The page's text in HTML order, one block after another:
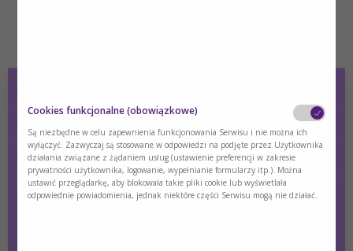
Odkryj Lophlex w proszku w nowej odsłonie!
Poznaj preparaty Lophlex marki Nutricia dostępne w nowym
opakowaniu. Składem, jeszcze bardziej dopasowane do
wyjątkowych potrzeb fenymenalnych pacjentów z PKU.
Cookies funkcjonalne (obowiązkowe)
Są niezbędne w celu zapewnienia funkcjonowania Serwisu i nie można ich
wyłączyć. Zazwyczaj są stosowane w odpowiedzi na podjęte przez Użytkownika
działania związane z żądaniem usług (ustawienie preferencji w zakresie
prywatności użytkownika, logowanie, wypełnianie formularzy itp.). Można
ustawić przeglądarkę, aby blokowała takie pliki cookie lub wyświetlała
odpowiednie powiadomienia, jednak niektóre części Serwisu mogą nie działać.